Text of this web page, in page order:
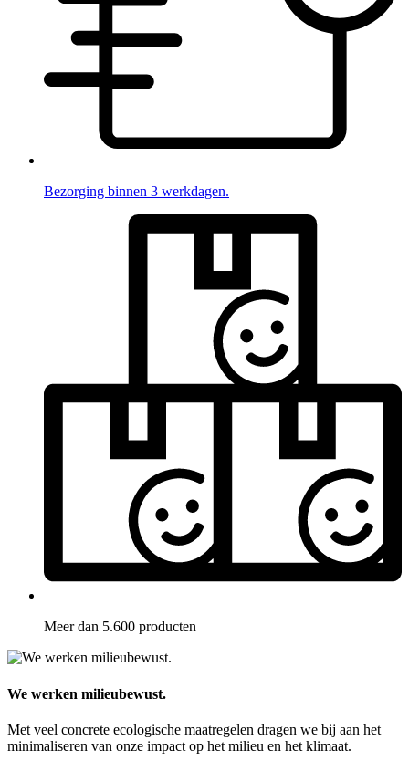
Bezorging binnen 3 werkdagen.
Meer dan 5.600 producten
We werken milieubewust.
Met veel concrete ecologische maatregelen dragen we bij aan het
minimaliseren van onze impact op het milieu en het klimaat.